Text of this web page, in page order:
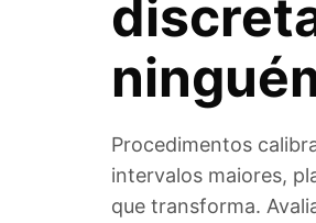
Procedimentos
intervalos maiores,
que transforma.